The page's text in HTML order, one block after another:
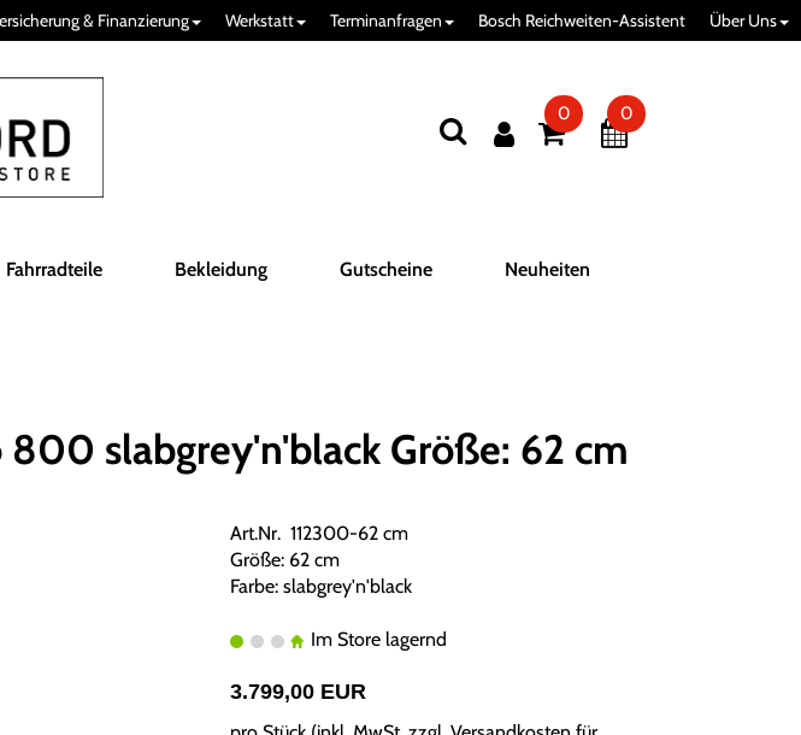
& Finanzierung Werkstatt Terminanfragen Bosch Reichweiten-Assistent Über Uns
0 0
Fahrradteile Bekleidung Gutscheine Neuheiten
slabgrey'n'black Größe: 62 cm
Art.Nr. 112300-62 cm
Größe: 62 cm
Farbe: slabgrey'n'black
Im Store lagernd
3.799,00 EUR